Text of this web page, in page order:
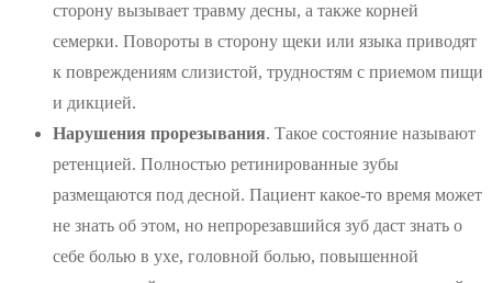
сторону вызывает травму десны, а также корней
семерки. Повороты в сторону щеки или языка приводят
к повреждениям слизистой, трудностям с приемом пищи
и дикцией.
Нарушения прорезывания. Такое состояние называют
ретенцией. Полностью ретинированные зубы
размещаются под десной. Пациент какое-то время может
не знать об этом, но непрорезавшийся зуб даст знать о
себе болью в ухе, головной болью, повышенной